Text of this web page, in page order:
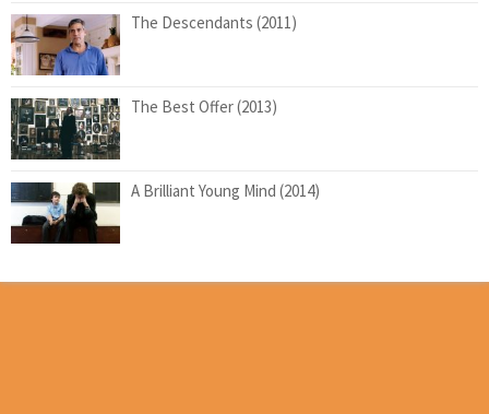
The Descendants (2011)
The Best Offer (2013)
A Brilliant Young Mind (2014)